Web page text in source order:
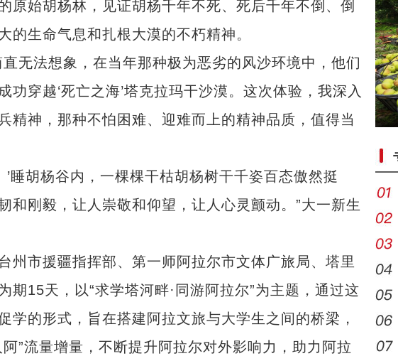
原始胡杨林，见证胡杨千年不死、死后千年不倒、倒
的生命气息和扎根大漠的不朽精神。
法想象，在当年那种极为恶劣的风沙环境中，他们
穿越‘死亡之海’塔克拉玛干沙漠。这次体验，我深入
精神，那种不怕困难、迎难而上的精神品质，值得当
胡杨谷内，一棵棵干枯胡杨树干千姿百态傲然挺
和刚毅，让人崇敬和仰望，让人心灵颤动。”大一新生
市援疆指挥部、第一师阿拉尔市文体广旅局、塔里
期15天，以“求学塔河畔·同游阿拉尔”为主题，通过这
学的形式，旨在搭建阿拉文旅与大学生之间的桥梁，
”流量增量，不断提升阿拉尔对外影响力，助力阿拉